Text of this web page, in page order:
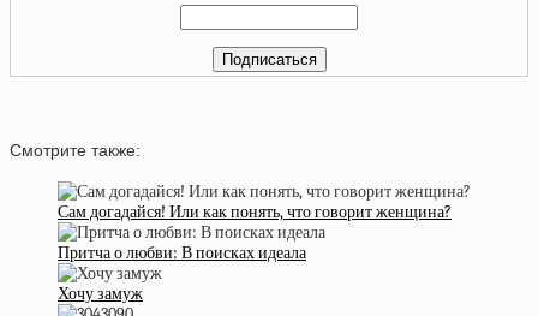
Смотрите также:
Сам догадайся! Или как понять, что говорит женщина?
Притча о любви: В поисках идеала
Хочу замуж